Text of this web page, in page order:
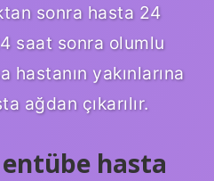
sonra hasta 24
saat sonra olumlu
hastanın yakınlarına
ağdan çıkarılır.
hasta